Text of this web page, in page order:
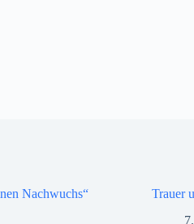
Nachwuchs“
Trauer